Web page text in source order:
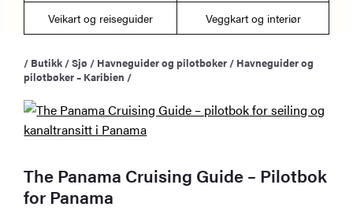
t
r
c
Veikart og reiseguider Veggkart og interiør
/ Butikk /Sjø / Havneguider og pilotbøker / Havneguider og
pilotbøker – Karibien /
The Panama Cruising Guide – Pilotbok
for Panama